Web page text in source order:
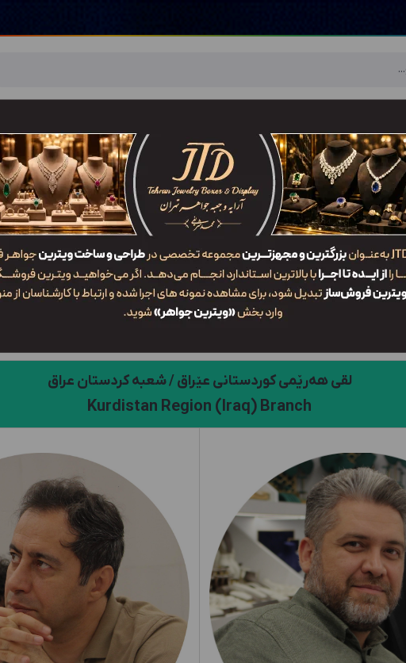
آرایه و جعبه جواهر تهران لقی هەرێمی کوردستانی عێراق/شعبه کردستان عراق
لقی هەرێمی کوردستانی عێراق/شعبه کردستان عراق
لقی هەرێمی کوردستانی عێراق / شعبه کردستان عراق
Kurdistan Region (Iraq) Branch